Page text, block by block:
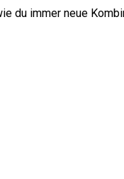
du immer neue